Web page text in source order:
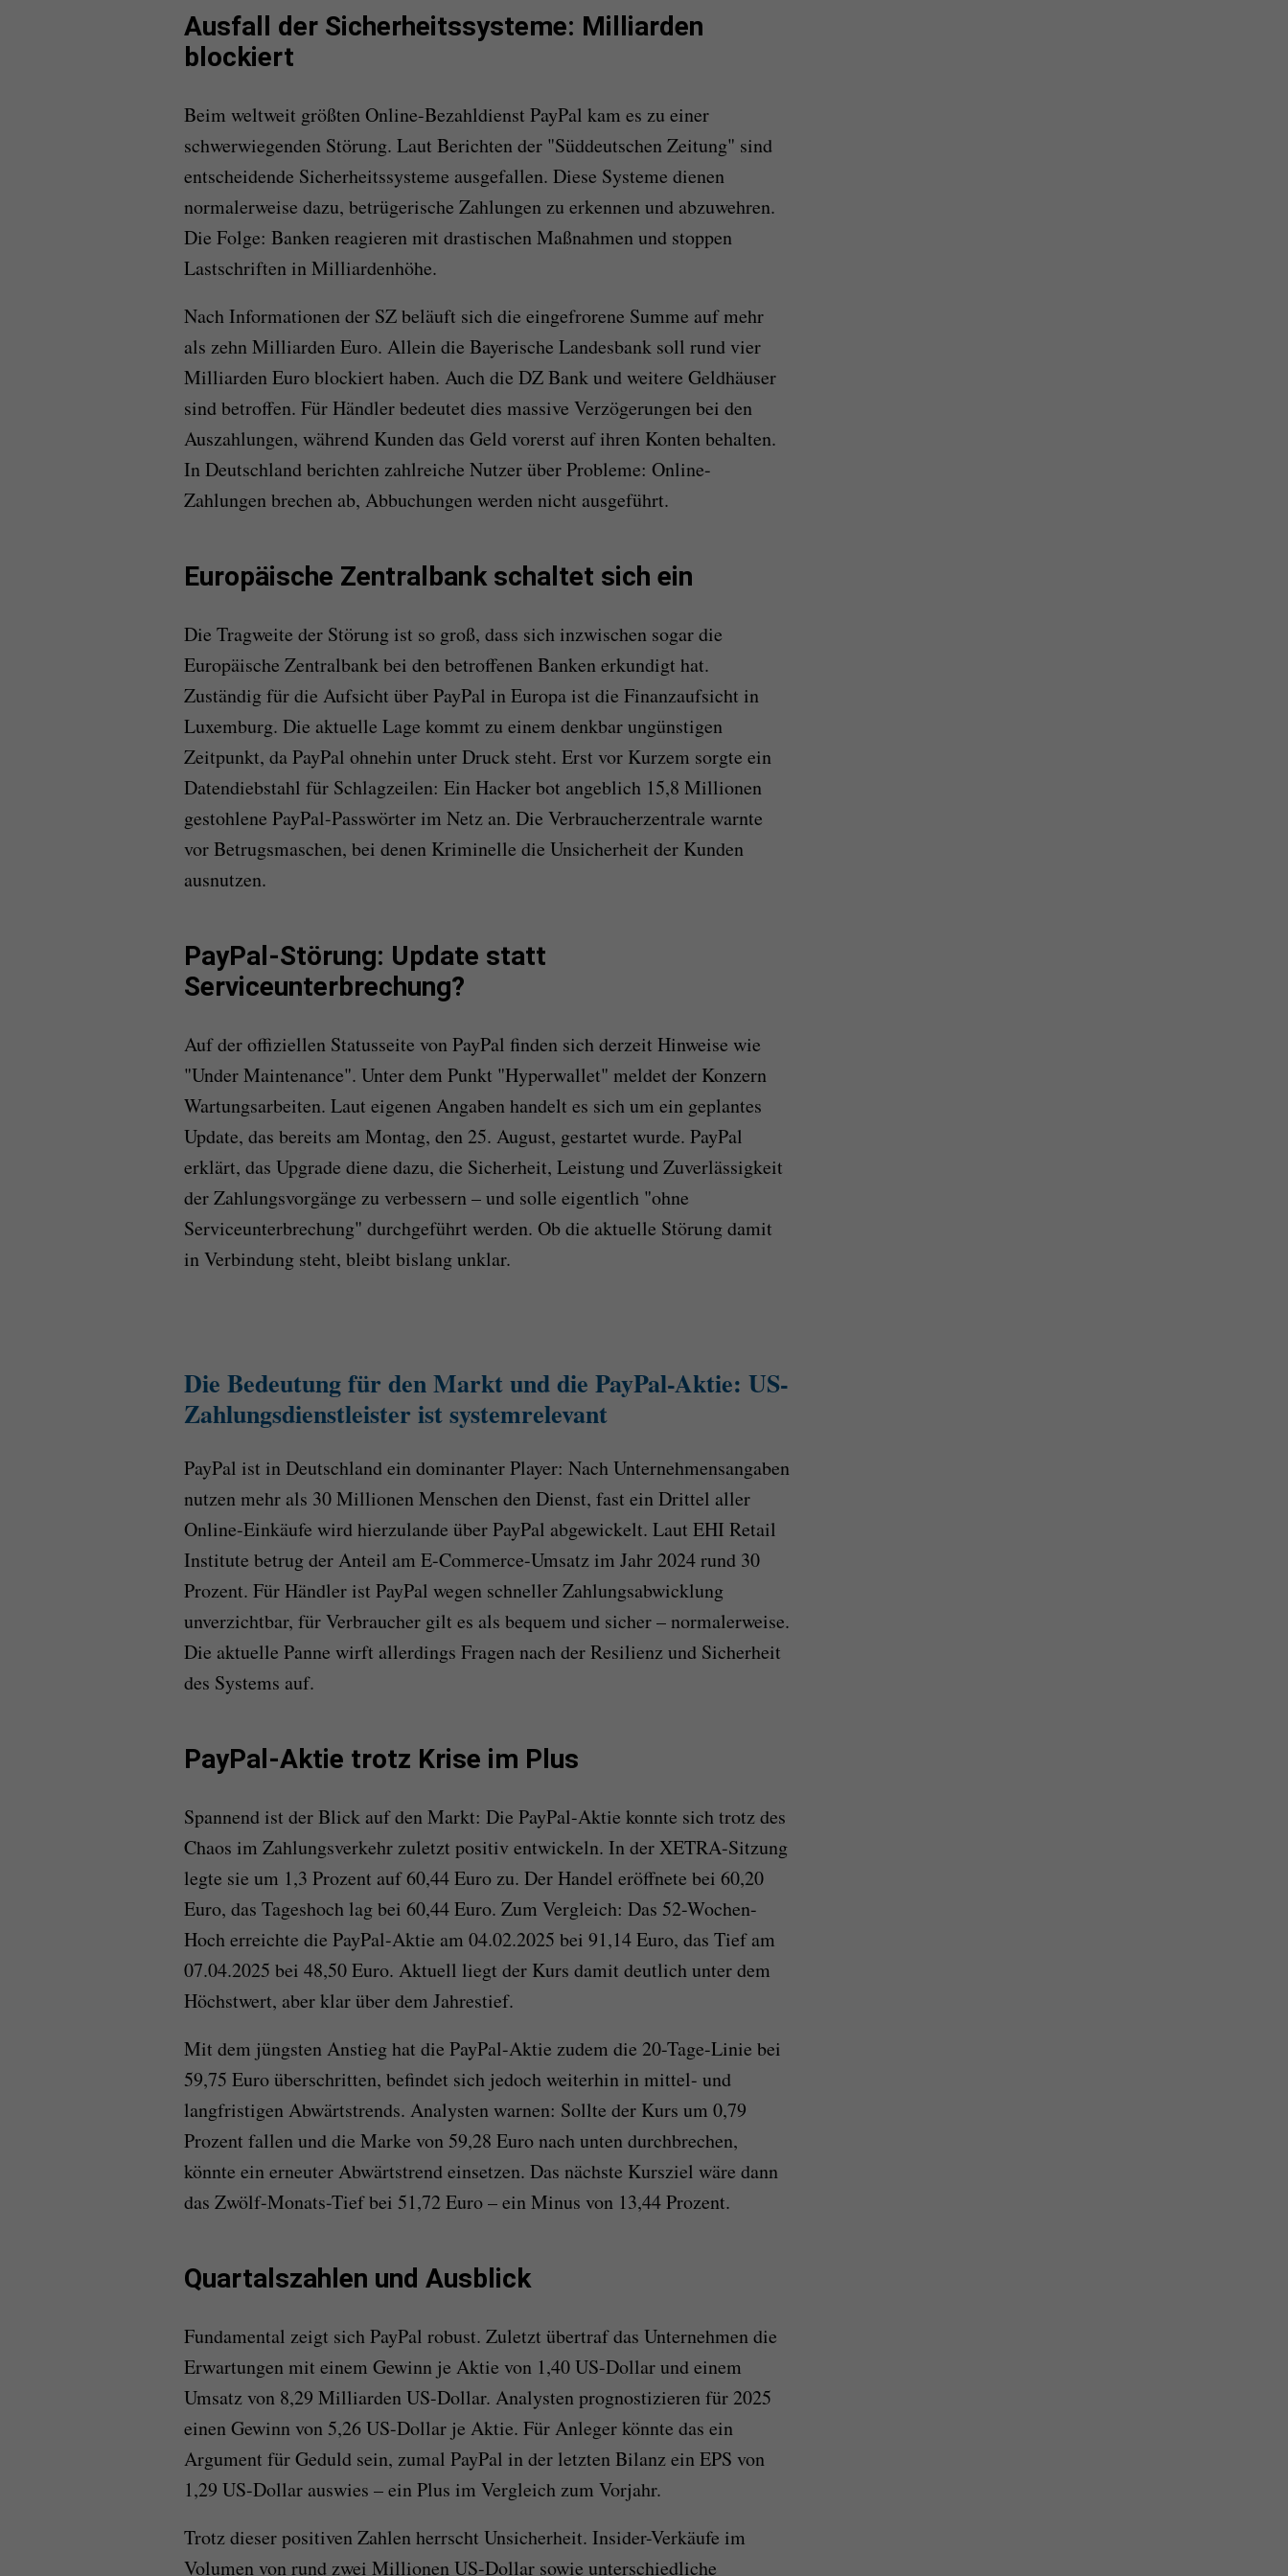
Ausfall der Sicherheitssysteme: Milliarden
blockiert
Beim weltweit größten Online-Bezahldienst PayPal kam es zu einer
schwerwiegenden Störung. Laut Berichten der "Süddeutschen Zeitung" sind
entscheidende Sicherheitssysteme ausgefallen. Diese Systeme dienen
normalerweise dazu, betrügerische Zahlungen zu erkennen und abzuwehren.
Die Folge: Banken reagieren mit drastischen Maßnahmen und stoppen
Lastschriften in Milliardenhöhe.
Nach Informationen der SZ beläuft sich die eingefrorene Summe auf mehr
als zehn Milliarden Euro. Allein die Bayerische Landesbank soll rund vier
Milliarden Euro blockiert haben. Auch die DZ Bank und weitere Geldhäuser
sind betroffen. Für Händler bedeutet dies massive Verzögerungen bei den
Auszahlungen, während Kunden das Geld vorerst auf ihren Konten behalten.
In Deutschland berichten zahlreiche Nutzer über Probleme: Online-
Zahlungen brechen ab, Abbuchungen werden nicht ausgeführt.
Europäische Zentralbank schaltet sich ein
Die Tragweite der Störung ist so groß, dass sich inzwischen sogar die
Europäische Zentralbank bei den betroffenen Banken erkundigt hat.
Zuständig für die Aufsicht über PayPal in Europa ist die Finanzaufsicht in
Luxemburg. Die aktuelle Lage kommt zu einem denkbar ungünstigen
Zeitpunkt, da PayPal ohnehin unter Druck steht. Erst vor Kurzem sorgte ein
Datendiebstahl für Schlagzeilen: Ein Hacker bot angeblich 15,8 Millionen
gestohlene PayPal-Passwörter im Netz an. Die Verbraucherzentrale warnte
vor Betrugsmaschen, bei denen Kriminelle die Unsicherheit der Kunden
ausnutzen.
PayPal-Störung: Update statt
Serviceunterbrechung?
Auf der offiziellen Statusseite von PayPal finden sich derzeit Hinweise wie
"Under Maintenance". Unter dem Punkt "Hyperwallet" meldet der Konzern
Wartungsarbeiten. Laut eigenen Angaben handelt es sich um ein geplantes
Update, das bereits am Montag, den 25. August, gestartet wurde. PayPal
erklärt, das Upgrade diene dazu, die Sicherheit, Leistung und Zuverlässigkeit
der Zahlungsvorgänge zu verbessern – und solle eigentlich "ohne
Serviceunterbrechung" durchgeführt werden. Ob die aktuelle Störung damit
in Verbindung steht, bleibt bislang unklar.
Die Bedeutung für den Markt und die PayPal-Aktie: US-
Zahlungsdienstleister ist systemrelevant
PayPal ist in Deutschland ein dominanter Player: Nach Unternehmensangaben
nutzen mehr als 30 Millionen Menschen den Dienst, fast ein Drittel aller
Online-Einkäufe wird hierzulande über PayPal abgewickelt. Laut EHI Retail
Institute betrug der Anteil am E-Commerce-Umsatz im Jahr 2024 rund 30
Prozent. Für Händler ist PayPal wegen schneller Zahlungsabwicklung
unverzichtbar, für Verbraucher gilt es als bequem und sicher – normalerweise.
Die aktuelle Panne wirft allerdings Fragen nach der Resilienz und Sicherheit
des Systems auf.
PayPal-Aktie trotz Krise im Plus
Spannend ist der Blick auf den Markt: Die PayPal-Aktie konnte sich trotz des
Chaos im Zahlungsverkehr zuletzt positiv entwickeln. In der XETRA-Sitzung
legte sie um 1,3 Prozent auf 60,44 Euro zu. Der Handel eröffnete bei 60,20
Euro, das Tageshoch lag bei 60,44 Euro. Zum Vergleich: Das 52-Wochen-
Hoch erreichte die PayPal-Aktie am 04.02.2025 bei 91,14 Euro, das Tief am
07.04.2025 bei 48,50 Euro. Aktuell liegt der Kurs damit deutlich unter dem
Höchstwert, aber klar über dem Jahrestief.
Mit dem jüngsten Anstieg hat die PayPal-Aktie zudem die 20-Tage-Linie bei
59,75 Euro überschritten, befindet sich jedoch weiterhin in mittel- und
langfristigen Abwärtstrends. Analysten warnen: Sollte der Kurs um 0,79
Prozent fallen und die Marke von 59,28 Euro nach unten durchbrechen,
könnte ein erneuter Abwärtstrend einsetzen. Das nächste Kursziel wäre dann
das Zwölf-Monats-Tief bei 51,72 Euro – ein Minus von 13,44 Prozent.
Quartalszahlen und Ausblick
Fundamental zeigt sich PayPal robust. Zuletzt übertraf das Unternehmen die
Erwartungen mit einem Gewinn je Aktie von 1,40 US-Dollar und einem
Umsatz von 8,29 Milliarden US-Dollar. Analysten prognostizieren für 2025
einen Gewinn von 5,26 US-Dollar je Aktie. Für Anleger könnte das ein
Argument für Geduld sein, zumal PayPal in der letzten Bilanz ein EPS von
1,29 US-Dollar auswies – ein Plus im Vergleich zum Vorjahr.
Trotz dieser positiven Zahlen herrscht Unsicherheit. Insider-Verkäufe im
Volumen von rund zwei Millionen US-Dollar sowie unterschiedliche